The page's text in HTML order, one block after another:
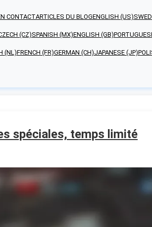
CONTACTARTICLES DU BLOGENGLISH (US)
(CZ)SPANISH (MX)ENGLISH (GB)
(NL)FRENCH (FR)GERMAN (CH)JAPANESE (JP)
spéciales, temps limité